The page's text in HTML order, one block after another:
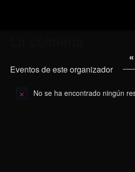
Eventos de este organizador
Aviso No se ha encontrado ningún